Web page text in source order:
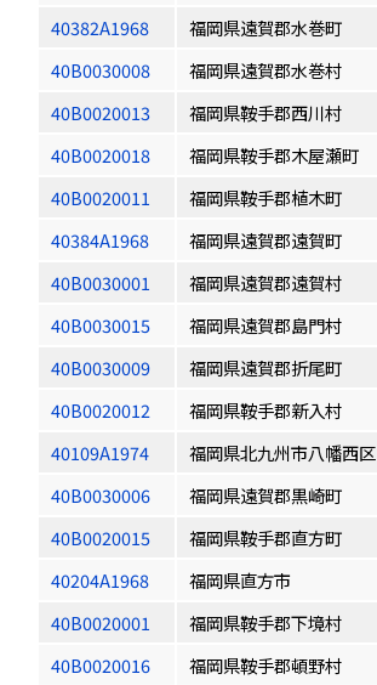
40382A1968
福岡県遠賀郡水巻町
40B0030008
福岡県遠賀郡水巻村
40B0020013
福岡県鞍手郡西川村
40B0020018
福岡県鞍手郡木屋瀬町
40B0020011
福岡県鞍手郡植木町
40384A1968
福岡県遠賀郡遠賀町
40B0030001
福岡県遠賀郡遠賀村
40B0030015
福岡県遠賀郡島門村
40B0030009
福岡県遠賀郡折尾町
40B0020012
福岡県鞍手郡新入村
40109A1974
福岡県北九州市八幡西区
40B0030006
福岡県遠賀郡黒崎町
40B0020015
福岡県鞍手郡直方町
40204A1968
福岡県直方市
40B0020001
福岡県鞍手郡下境村
40B0020016
福岡県鞍手郡頓野村